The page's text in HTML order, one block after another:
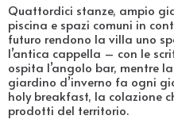
Quattordici stanze, ampio
piscina e spazi comuni in
futuro rendono la villa uno
l’antica cappella – con le
ospita l’angolo bar, mentre
giardino d’inverno fa ogni
holy breakfast, la colazione
prodotti del territorio.